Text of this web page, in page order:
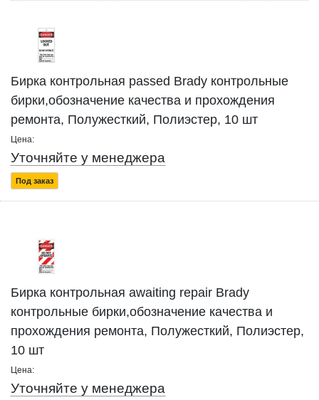
Бирка контрольная passed Brady контрольные
бирки,обозначение качества и прохождения
ремонта, Полужесткий, Полиэстер, 10 шт
Цена:
Уточняйте у менеджера
Под заказ
Бирка контрольная awaiting repair Brady
контрольные бирки,обозначение качества и
прохождения ремонта, Полужесткий, Полиэстер,
10 шт
Цена:
Уточняйте у менеджера